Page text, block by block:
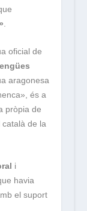
oficial de
aragonesa
és a
pròpia de
català de la
i
havia
el suport